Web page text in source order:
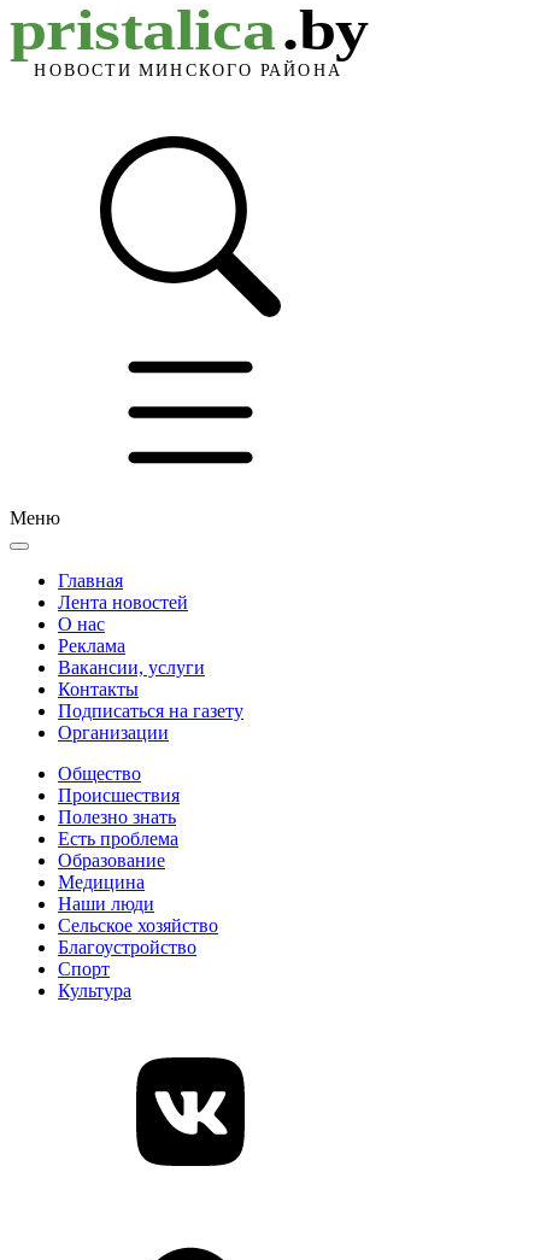
Меню
Главная
Лента новостей
О нас
Реклама
Вакансии, услуги
Контакты
Подписаться на газету
Организации
Общество
Происшествия
Полезно знать
Есть проблема
Образование
Медицина
Наши люди
Сельское хозяйство
Благоустройство
Спорт
Культура